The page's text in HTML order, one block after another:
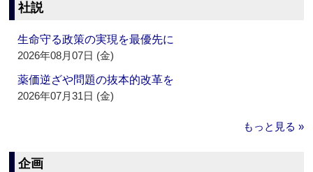
社説
生命守る政策の実現を最優先に
2026年08月07日 (金)
薬価逆ざや問題の抜本的改革を
2026年07月31日 (金)
もっと見る »
企画